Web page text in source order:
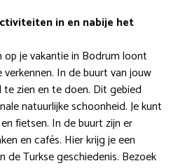
in en nabije het
je vakantie in Bodrum loont
In de buurt van jouw
zien en te doen. Dit gebied
natuurlijke schoonheid. Je kunt
fietsen. In de buurt zijn er
en cafés. Hier krijg je een
de Turkse geschiedenis. Bezoek